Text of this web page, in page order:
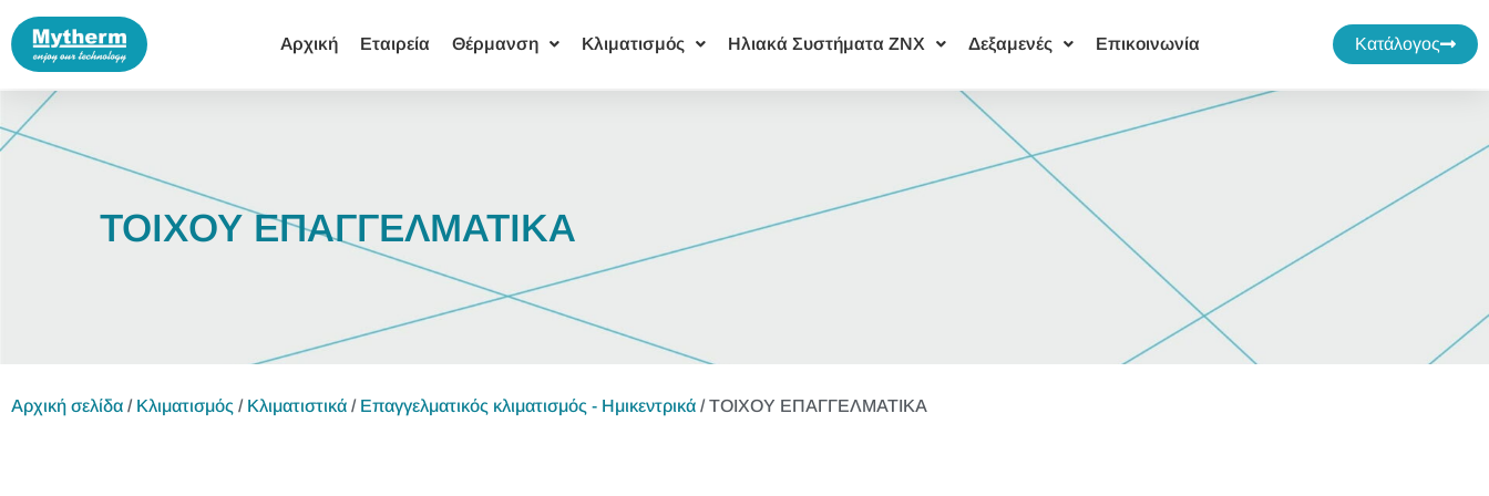
Αρχική Εταιρεία Θέρμανση Κλιματισμός Ηλιακά Συστήματα ΖΝΧ Δεξαμενές Επικοινωνία Κατάλογος
ΤΟΙΧΟΥ ΕΠΑΓΓΕΛΜΑΤΙΚΑ
Αρχική σελίδα / Κλιματισμός / Κλιματιστικά / Επαγγελματικός κλιματισμός - Ημικεντρικά / ΤΟΙΧΟΥ ΕΠΑΓΓΕΛΜΑΤΙΚΑ